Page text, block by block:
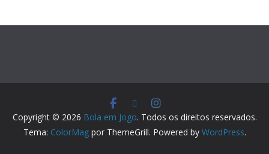
Copyright © 2026 Bola em Jogo. Todos os direitos reservados.
Tema: ColorMagpor ThemeGrill. Powered by WordPress.